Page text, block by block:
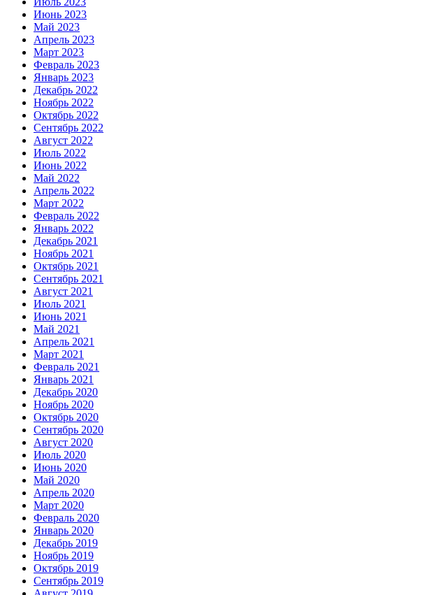
Июнь 2023
Май 2023
Апрель 2023
Март 2023
Февраль 2023
Январь 2023
Декабрь 2022
Ноябрь 2022
Октябрь 2022
Сентябрь 2022
Август 2022
Июль 2022
Июнь 2022
Май 2022
Апрель 2022
Март 2022
Февраль 2022
Январь 2022
Декабрь 2021
Ноябрь 2021
Октябрь 2021
Сентябрь 2021
Август 2021
Июль 2021
Июнь 2021
Май 2021
Апрель 2021
Март 2021
Февраль 2021
Январь 2021
Декабрь 2020
Ноябрь 2020
Октябрь 2020
Сентябрь 2020
Август 2020
Июль 2020
Июнь 2020
Май 2020
Апрель 2020
Март 2020
Февраль 2020
Январь 2020
Декабрь 2019
Ноябрь 2019
Октябрь 2019
Сентябрь 2019